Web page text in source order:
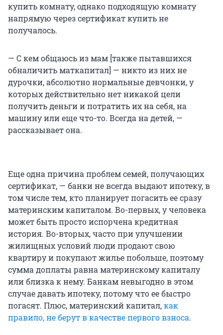
купить комнату, однако подходящую комнату
напрямую через сертификат купить не
получалось.
— С кем общаюсь из мам [также пытавшихся
обналичить маткапитал] — никто из них не
дурочки, абсолютно нормальные девчонки, у
которых действительно нет никакой цели
получить деньги и потратить их на себя, на
машину или еще что-то. Всегда на детей, —
рассказывает она.
Еще одна причина проблем семей, получающих
сертификат, — банки не всегда выдают ипотеку, в
том числе тем, кто планирует погасить ее сразу
материнским капиталом. Во-первых, у человека
может быть просто испорчена кредитная
история. Во-вторых, часто при улучшении
жилищных условий люди продают свою
квартиру и покупают жилье побольше, поэтому
сумма доплаты равна материнскому капиталу
или близка к нему. Банкам невыгодно в этом
случае давать ипотеку, потому что ее быстро
погасят. Плюс, материнский капитал,как
правило, не берут в качестве первого взноса.